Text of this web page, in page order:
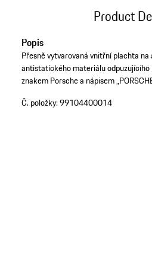
Product
Popis
Přesně vytvarovaná vnitřní plachta na
antistatického materiálu odpuzujícího
znakem Porsche a nápisem
Č. položky:99104400014